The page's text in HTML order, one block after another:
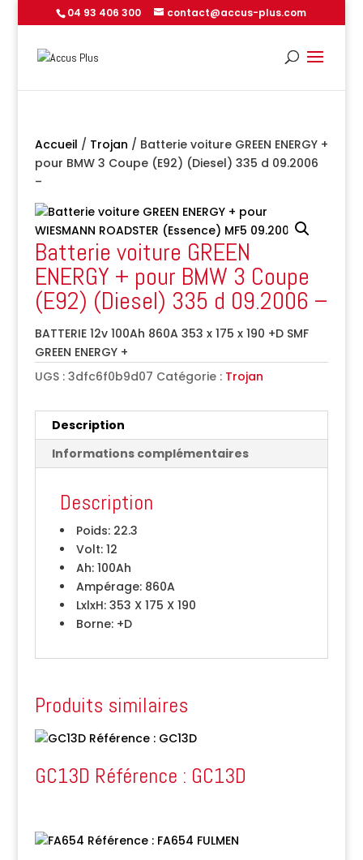
04 93 406 300 contact@accus-plus.com
Accueil / Trojan / Batterie voiture GREEN ENERGY +
pour BMW 3 Coupe (E92) (Diesel) 335 d 09.2006
–
Batterie voiture GREEN
ENERGY + pour BMW 3 Coupe
(E92) (Diesel) 335 d 09.2006 –
BATTERIE 12v 100Ah 860A 353 x 175 x 190 +D SMF
GREEN ENERGY +
UGS : 3dfc6f0b9d07 Catégorie : Trojan
Description
Informations complémentaires
Description
Poids:22.3
Volt:12
Ah:100Ah
Ampérage:860A
LxlxH:353 X 175 X 190
Borne:+D
Produits similaires
GC13D Référence : GC13D